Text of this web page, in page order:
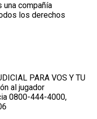
una compañía
los derechos
PARA VOS Y TU
al jugador
0800-444-4000,